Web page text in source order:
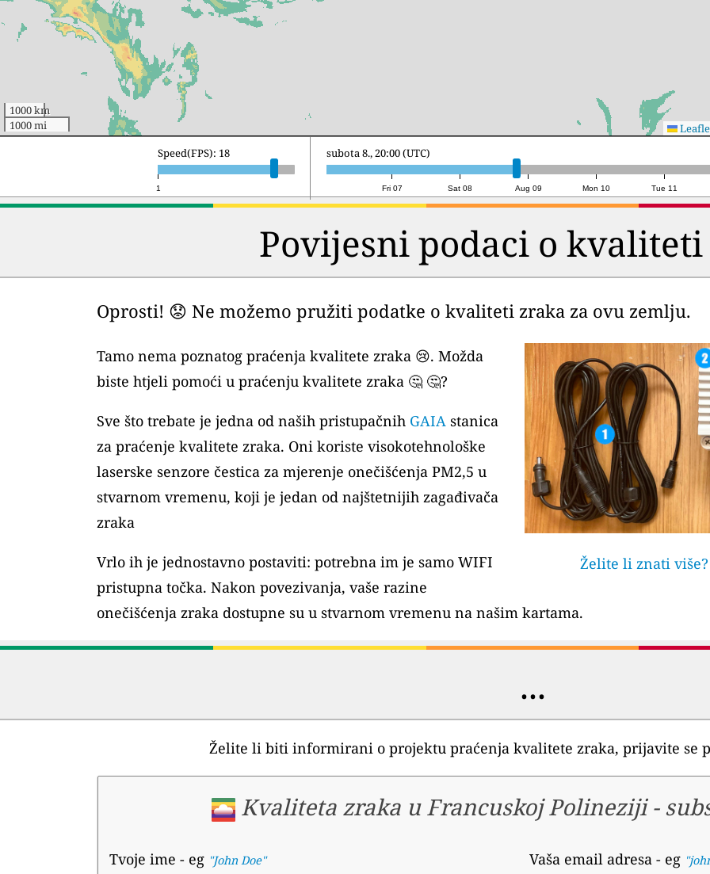
1000 km
1000 mi
1
Speed(FPS): 18
Fri 07 Sat 08 Aug 09 Mon 10 Tue 11
nedjelja 9., 17:00 (UTC)
Povijesni podaci o
Oprosti! 😟 Ne možemo pružiti podatke o kvaliteti zraka za ovu zemlju.
Želite li znati
Tamo nema poznatog praćenja kvalitete zraka 😢. Možda
biste htjeli pomoći u praćenju kvalitete zraka 🤔 🤔?
Sve što trebate je jedna od naših pristupačnih GAIA stanica
za praćenje kvalitete zraka. Oni koriste visokotehnološke
laserske senzore čestica za mjerenje onečišćenja PM2,5 u
stvarnom vremenu, koji je jedan od najštetnijih zagađivača
zraka
Vrlo ih je jednostavno postaviti: potrebna im je samo WIFI
pristupna točka. Nakon povezivanja, vaše razine
onečišćenja zraka dostupne su u stvarnom vremenu na našim kartama.
...
Želite li biti informirani o projektu praćenja kvalitete zraka, prijavite se
Kvaliteta zraka u Francuskoj Polineziji-
Tvoje ime - eg "John Doe" Vaša email adresa- eg